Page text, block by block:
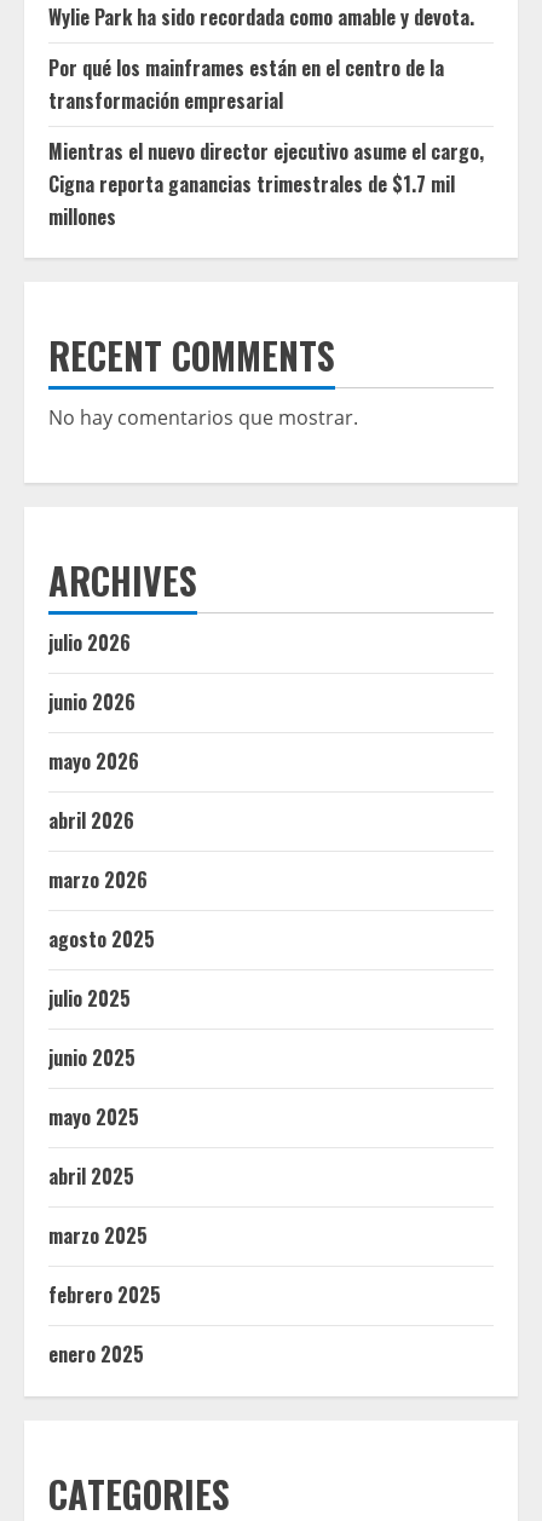
Wylie Park ha sido recordada como amable y devota.
Por qué los mainframes están en el centro de la
transformación empresarial
Mientras el nuevo director ejecutivo asume el cargo,
Cigna reporta ganancias trimestrales de $1.7 mil
millones
RECENT COMMENTS
No hay comentarios que mostrar.
ARCHIVES
julio 2026
junio 2026
mayo 2026
abril 2026
marzo 2026
agosto 2025
julio 2025
junio 2025
mayo 2025
abril 2025
marzo 2025
febrero 2025
enero 2025
CATEGORIES